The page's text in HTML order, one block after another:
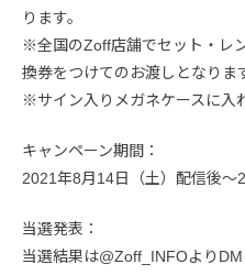
ります。
※全国のZoff店舗でセット・レ
換券をつけてのお渡しとなりま
※サイン入りメガネケースに入
キャンペーン期間：
2021年8月14日（土）配信後
当選発表：
当選結果は@Zoff_INFOより